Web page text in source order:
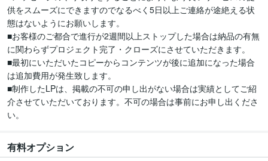
供をスムーズにできますのでなるべく5日以上ご連絡が途絶える状
態はないようにお願いします。
■お客様のご都合で進行が2週間以上ストップした場合は納品の有無
に関わらずプロジェクト完了・クローズにさせていただきます。
■最初にいただいたコピーからコンテンツが後に追加になった場合
は追加費用が発生致します。
■制作したLPは、掲載の不可の申し出がない場合は実績としてご紹
介させていただいております。不可の場合は事前にお申し出くださ
い。
有料オプション